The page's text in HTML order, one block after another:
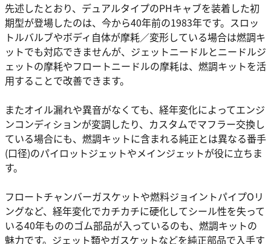
先述したとおり、デュアルタイプのPHキャブを装着した初
期型が登場したのは、今から40年前の1983年です。スロッ
トルバルブやボディ自体が摩耗／変形している場合は燃調キ
ットでも対応できませんが、ジェットニードルとニードルジ
ェットの摩耗やフロートニードルの摩耗は、燃調キットを活
用することで改善できます。
またオイル漏れや異音がなくても、経年変化によってエンジ
ンコンディションが変調したり、カスタムでマフラー交換し
ている場合にも、燃調キットに含まれる純正とは異なる番手
(口径)のパイロットジェットやメインジェットが役に立ちま
す。
フロートチャンバーガスケットや燃料ジョイントパイプOリ
ングなど、経年変化でカチカチに硬化してシール性を失って
いる40年もののゴム部品が入っているのも、燃調キットの
魅力です。ジェット類やガスケットなどを純正部品で入手す